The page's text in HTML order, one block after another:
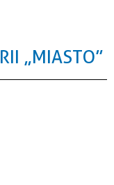
„MIASTO”